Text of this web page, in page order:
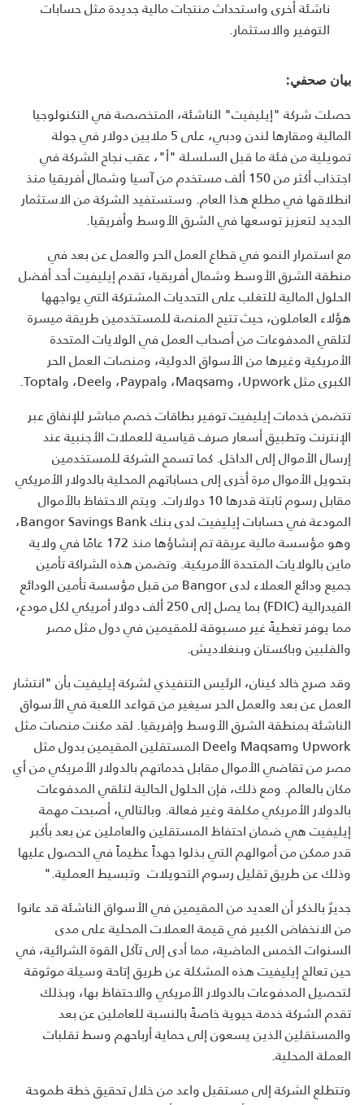
ناشئة أخرى واستحداث منتجات مالية جديدة مثل حسابات
التوفير والاستثمار.
بيان صحفي:
حصلت شركة "إيليفيت" الناشئة، المتخصصة في التكنولوجيا
المالية ومقارها لندن ودبي، على 5 ملايين دولار في جولة
تمويلية من فئة ما قبل السلسلة "أ"، عقب نجاح الشركة في
اجتذاب أكثر من 150 ألف مستخدم من آسيا وشمال أفريقيا منذ
انطلاقها في مطلع هذا العام. وستستفيد الشركة من الاستثمار
الجديد لتعزيز توسعها في الشرق الأوسط وأفريقيا.
مع استمرار النمو في قطاع العمل الحر والعمل عن بعد في
منطقة الشرق الأوسط وشمال أفريقيا، تقدم إيليفيت أحد أفضل
الحلول المالية للتغلب على التحديات المشتركة التي يواجهها
هؤلاء العاملون، حيث تتيح المنصة للمستخدمين طريقة ميسرة
لتلقي المدفوعات من أصحاب العمل في الولايات المتحدة
الأمريكية وغيرها من الأسواق الدولية، ومنصات العمل الحر
الكبرى مثل Upwork، وMaqsam، وPaypal، وDeel، وToptal.
تتضمن خدمات إيليفيت توفير بطاقات خصم مباشر للإنفاق عبر
الإنترنت وتطبيق أسعار صرف قياسية للعملات الأجنبية عند
إرسال الأموال إلى الداخل. كما تسمح الشركة للمستخدمين
بتحويل الأموال مرة أخرى إلى حساباتهم المحلية بالدولار الأمريكي
مقابل رسوم ثابتة قدرها 10 دولارات. ويتم الاحتفاظ بالأموال
المودعة في حسابات إيليفيت لدى بنك Bangor Savings Bank،
وهو مؤسسة مالية عريقة تم إنشاؤها منذ 172 عامًا في ولاية
ماين بالولايات المتحدة الأمريكية. وتضمن هذه الشراكة تأمين
جميع ودائع العملاء لدى Bangor من قبل مؤسسة تأمين الودائع
الفيدرالية (FDIC) بما يصل إلى 250 ألف دولار أمريكي لكل مودع،
مما يوفر تغطيةً غير مسبوقة للمقيمين في دول مثل مصر
والفلبين وباكستان وبنغلاديش.
وقد صرح خالد كينان، الرئيس التنفيذي لشركة إيليفيت بأن "انتشار
العمل عن بعد والعمل الحر سيغير من قواعد اللعبة في الأسواق
الناشئة بمنطقة الشرق الأوسط وإفريقيا. لقد مكنت منصات مثل
Upwork وMaqsam وDeel المستقلين المقيمين بدول مثل
مصر من تقاضي الأموال مقابل خدماتهم بالدولار الأمريكي من أي
مكان بالعالم. ومع ذلك، فإن الحلول الحالية لتلقي المدفوعات
بالدولار الأمريكي مكلفة وغير فعالة. وبالتالي، أصبحت مهمة
إيليفيت هي ضمان احتفاظ المستقلين والعاملين عن بعد بأكبر
قدر ممكن من أموالهم التي بذلوا جهداً عظيماً في الحصول عليها
وذلك عن طريق تقليل رسوم التحويلات وتبسيط العملية."
جديرٌ بالذكر أن العديد من المقيمين في الأسواق الناشئة قد عانوا
من الانخفاض الكبير في قيمة العملات المحلية على مدى
السنوات الخمس الماضية، مما أدى إلى تآكل القوة الشرائية، في
حين تعالج إيليفيت هذه المشكلة عن طريق إتاحة وسيلة موثوقة
لتحصيل المدفوعات بالدولار الأمريكي والاحتفاظ بها، وبذلك
تقدم الشركة خدمة حيوية خاصةً بالنسبة للعاملين عن بعد
والمستقلين الذين يسعون إلى حماية أرباحهم وسط تقلبات
العملة المحلية.
وتتطلع الشركة إلى مستقبل واعد من خلال تحقيق خطة طموحة